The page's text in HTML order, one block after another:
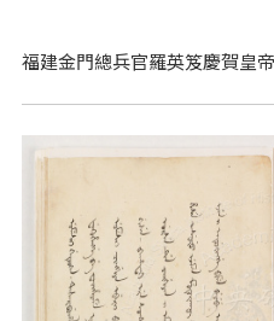
福建金門總兵官羅英笈慶賀皇